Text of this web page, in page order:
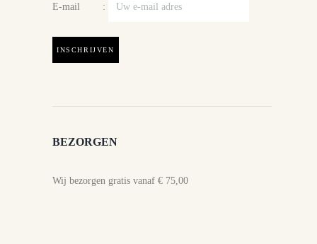
E-mail :
BEZORGEN
Wij bezorgen gratis vanaf € 75,00